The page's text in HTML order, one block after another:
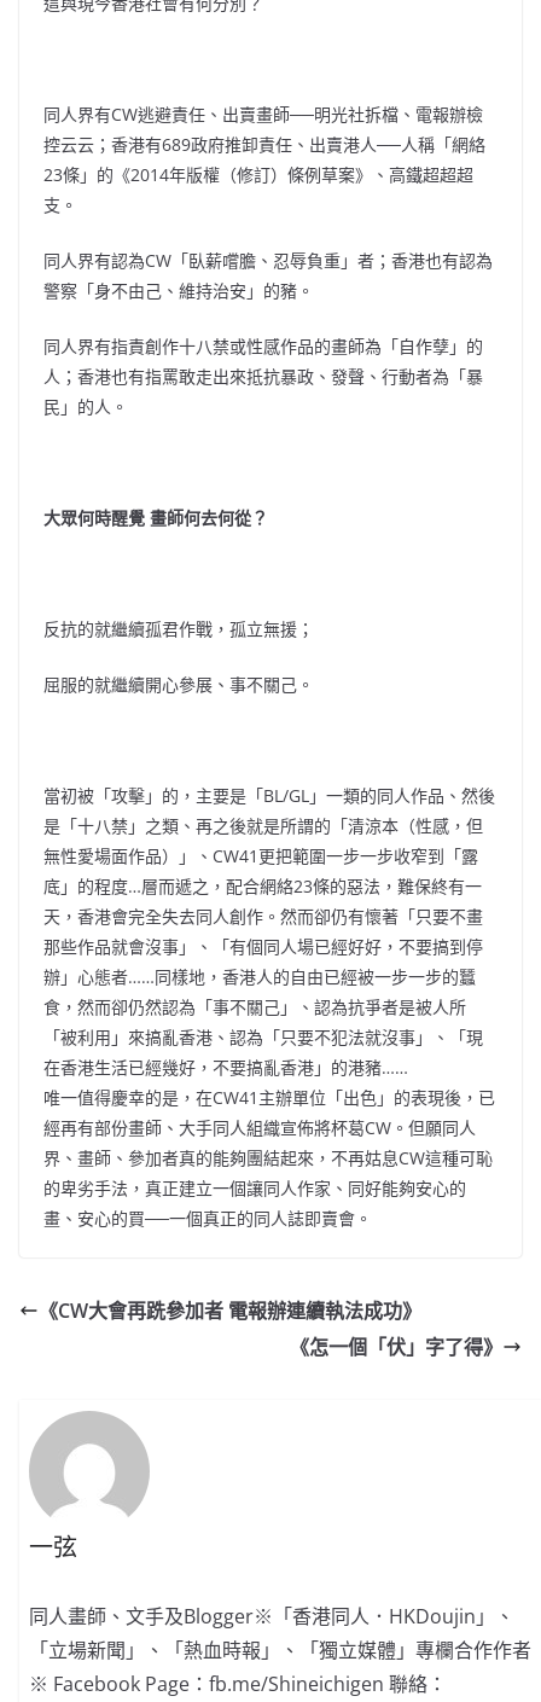
同人界有CW逃避責任、出賣畫師──明光社拆檔、電報辦檢
控云云；香港有689政府推卸責任、出賣港人──人稱「網絡
23條」的《2014年版權（修訂）條例草案》、高鐵超超超
支。
同人界有認為CW「臥薪嚐膽、忍辱負重」者；香港也有認為
警察「身不由己、維持治安」的豬。
同人界有指責創作十八禁或性感作品的畫師為「自作孽」的
人；香港也有指罵敢走出來抵抗暴政、發聲、行動者為「暴
民」的人。
大眾何時醒覺 畫師何去何從？
反抗的就繼續孤君作戰，孤立無援；
屈服的就繼續開心參展、事不關己。
當初被「攻擊」的，主要是「BL/GL」一類的同人作品、然後
是「十八禁」之類、再之後就是所謂的「清涼本（性感，但
無性愛場面作品）」、CW41更把範圍一步一步收窄到「露
底」的程度…層而遞之，配合網絡23條的惡法，難保終有一
天，香港會完全失去同人創作。然而卻仍有懷著「只要不畫
那些作品就會沒事」、「有個同人場已經好好，不要搞到停
辦」心態者……同樣地，香港人的自由已經被一步一步的蠶
食，然而卻仍然認為「事不關己」、認為抗爭者是被人所
「被利用」來搞亂香港、認為「只要不犯法就沒事」、「現
在香港生活已經幾好，不要搞亂香港」的港豬……
唯一值得慶幸的是，在CW41主辦單位「出色」的表現後，已
經再有部份畫師、大手同人組織宣佈將杯葛CW。但願同人
界、畫師、參加者真的能夠團結起來，不再姑息CW這種可恥
的卑劣手法，真正建立一個讓同人作家、同好能夠安心的
畫、安心的買──一個真正的同人誌即賣會。
《CW大會再跣參加者 電報辦連續執法成功》
《怎一個「伏」字了得》
一弦
同人畫師、文手及Blogger※「香港同人．HKDoujin」、
「立場新聞」、「熱血時報」、「獨立媒體」專欄合作作者
※ Facebook Page：fb.me/Shineichigen 聯絡：